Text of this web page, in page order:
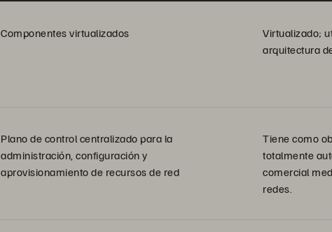
Componentes virtualizados
Virtualizado;
arquitectura
Plano de control centralizado para la
administración, configuración y
aprovisionamiento de recursos de red
Tiene como
totalmente
comercial
redes.